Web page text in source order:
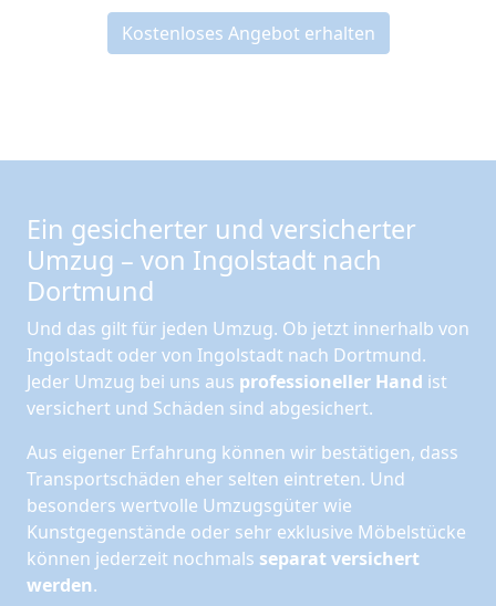
Kostenloses Angebot erhalten
Ein gesicherter und versicherter
Umzug – von Ingolstadt nach
Dortmund
Und das gilt für jeden Umzug. Ob jetzt innerhalb von
Ingolstadt oder von Ingolstadt nach Dortmund.
Jeder Umzug bei uns aus professioneller Hand ist
versichert und Schäden sind abgesichert.
Aus eigener Erfahrung können wir bestätigen, dass
Transportschäden eher selten eintreten. Und
besonders wertvolle Umzugsgüter wie
Kunstgegenstände oder sehr exklusive Möbelstücke
können jederzeit nochmals separat versichert
werden.